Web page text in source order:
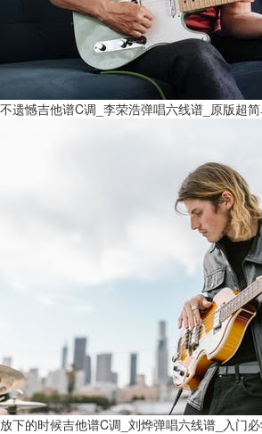
不遗憾吉他谱C调_李荣浩弹唱六线谱_原版超
放下的时候吉他谱C调_刘烨弹唱六线谱_入门